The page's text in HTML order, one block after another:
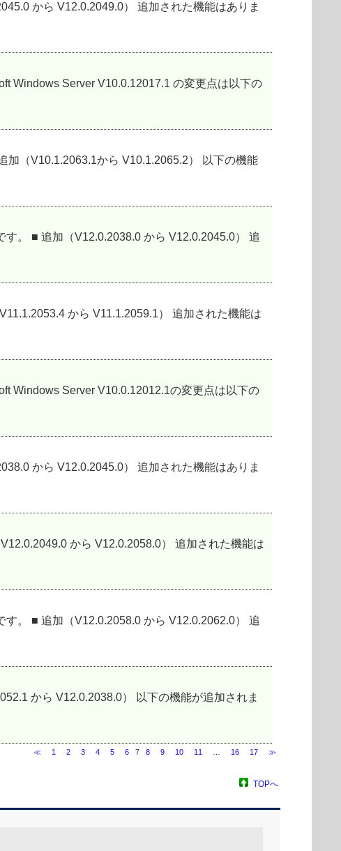
から V12.0.2049.0） 追加された機能はありま
Windows Server V10.0.12017.1 の変更点は以下の
加（V10.1.2063.1から V10.1.2065.2） 以下の機能
。 ■ 追加（V12.0.2038.0 から V12.0.2045.0） 追
から V11.1.2059.1） 追加された機能は
Windows Server V10.0.12012.1の変更点は以下の
から V12.0.2045.0） 追加された機能はありま
から V12.0.2058.0） 追加された機能は
。 ■ 追加（V12.0.2058.0 から V12.0.2062.0） 追
から V12.0.2038.0） 以下の機能が追加されま
≪ 1 2 3 4 5 6 7 8 9 10 11 16 17 ≫
TOPへ